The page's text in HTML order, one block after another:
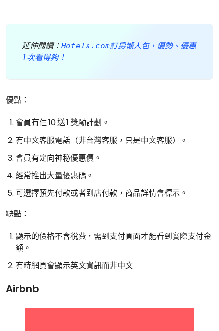
延伸閱讀： Hotels.com訂房懶人包，優勢、優惠
1次看得夠！
優點：
會員有住 10 送 1 獎勵計劃。
有中文客服電話（非台灣客服，只是中文客服）。
會員有定向神秘優惠價。
經常推出大量優惠碼。
可選擇預先付款或者到店付款，商品詳情會標示。
缺點：
顯示的價格不含稅費，需到支付頁面才能看到實際支付金
額。
有時網頁會顯示英文資訊而非中文
Airbnb